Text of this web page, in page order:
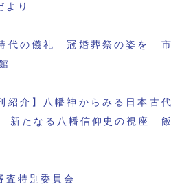
より
代の儀礼 冠婚葬祭の姿を 市
紹介】八幡神からみる日本古代
新たなる八幡信仰史の視座 飯
査特別委員会